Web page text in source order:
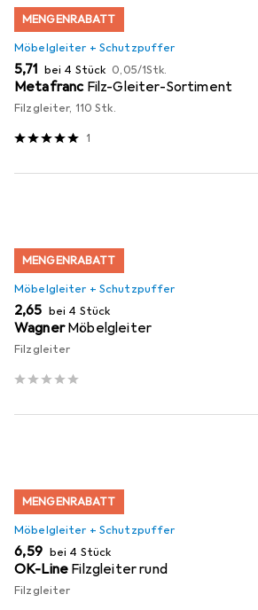
MENGENRABATT
Möbelgleiter + Schutzpuffer
EUR
5,71 bei 4 Stück EUR
0,05/1Stk.
Metafranc Filz-Gleiter-Sortiment
Filzgleiter, 110 Stk.
1
MENGENRABATT
Möbelgleiter + Schutzpuffer
EUR
2,65 bei 4 Stück
Wagner Möbelgleiter
Filzgleiter
MENGENRABATT
Möbelgleiter + Schutzpuffer
EUR
6,59 bei 4 Stück
OK-Line Filzgleiter rund
Filzgleiter